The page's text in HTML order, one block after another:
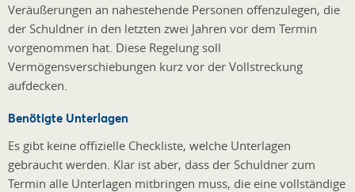
Veräußerungen an nahestehende Personen offenzulegen, die
der Schuldner in den letzten zwei Jahren vor dem Termin
vorgenommen hat. Diese Regelung soll
Vermögensverschiebungen kurz vor der Vollstreckung
aufdecken.
Benötigte Unterlagen
Es gibt keine offizielle Checkliste, welche Unterlagen
gebraucht werden. Klar ist aber, dass der Schuldner zum
Termin alle Unterlagen mitbringen muss, die eine vollständige